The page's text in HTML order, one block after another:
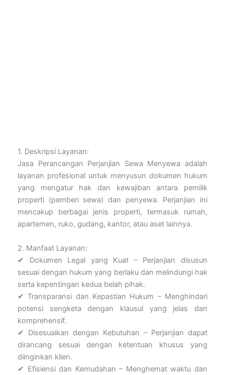
1. Deskripsi Layanan:
Jasa Perancangan Perjanjian Sewa Menyewa adalah
layanan profesional untuk menyusun dokumen hukum
yang mengatur hak dan kewajiban antara pemilik
properti (pemberi sewa) dan penyewa. Perjanjian ini
mencakup berbagai jenis properti, termasuk rumah,
apartemen, ruko, gudang, kantor, atau aset lainnya.
2. Manfaat Layanan:
✔ Dokumen Legal yang Kuat – Perjanjian disusun
sesuai dengan hukum yang berlaku dan melindungi hak
serta kepentingan kedua belah pihak.
✔ Transparansi dan Kepastian Hukum – Menghindari
potensi sengketa dengan klausul yang jelas dan
komprehensif.
✔ Disesuaikan dengan Kebutuhan – Perjanjian dapat
dirancang sesuai dengan ketentuan khusus yang
diinginkan klien.
✔ Efisiensi dan Kemudahan – Menghemat waktu dan